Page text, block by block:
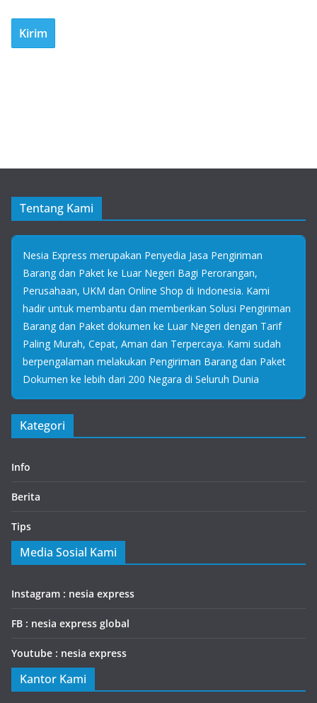
Tentang Kami
Nesia Express merupakan Penyedia Jasa Pengiriman
Barang dan Paket ke Luar Negeri Bagi Perorangan,
Perusahaan, UKM dan Online Shop di Indonesia. Kami
hadir untuk membantu dan memberikan Solusi Pengiriman
Barang dan Paket dokumen ke Luar Negeri dengan Tarif
Paling Murah, Cepat, Aman dan Terpercaya. Kami sudah
berpengalaman melakukan Pengiriman Barang dan Paket
Dokumen ke lebih dari 200 Negara di Seluruh Dunia
Kategori
Info
Berita
Tips
Media Sosial Kami
Instagram : nesia express
FB : nesia express global
Youtube : nesia express
Kantor Kami